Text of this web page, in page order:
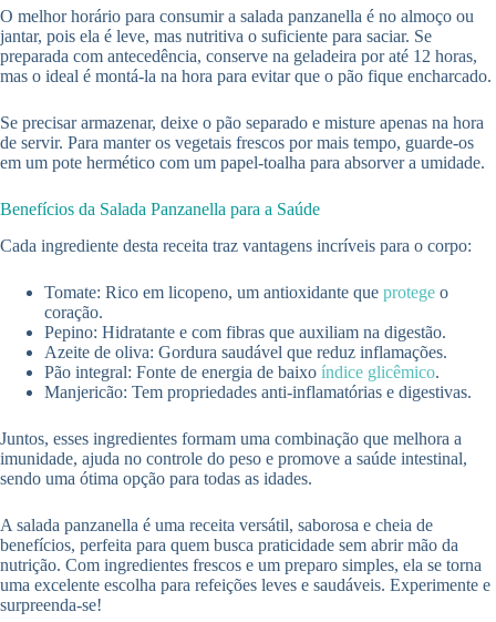
O melhor horário para consumir a salada panzanella é no almoço ou
jantar, pois ela é leve, mas nutritiva o suficiente para saciar. Se
preparada com antecedência, conserve na geladeira por até 12 horas,
mas o ideal é montá-la na hora para evitar que o pão fique encharcado.
Se precisar armazenar, deixe o pão separado e misture apenas na hora
de servir. Para manter os vegetais frescos por mais tempo, guarde-os
em um pote hermético com um papel-toalha para absorver a umidade.
Benefícios da Salada Panzanella para a Saúde
Cada ingrediente desta receita traz vantagens incríveis para o corpo:
Tomate: Rico em licopeno, um antioxidante que protege o
coração.
Pepino: Hidratante e com fibras que auxiliam na digestão.
Azeite de oliva: Gordura saudável que reduz inflamações.
Pão integral: Fonte de energia de baixo índice glicêmico.
Manjericão: Tem propriedades anti-inflamatórias e digestivas.
Juntos, esses ingredientes formam uma combinação que melhora a
imunidade, ajuda no controle do peso e promove a saúde intestinal,
sendo uma ótima opção para todas as idades.
A salada panzanella é uma receita versátil, saborosa e cheia de
benefícios, perfeita para quem busca praticidade sem abrir mão da
nutrição. Com ingredientes frescos e um preparo simples, ela se torna
uma excelente escolha para refeições leves e saudáveis. Experimente e
surpreenda-se!